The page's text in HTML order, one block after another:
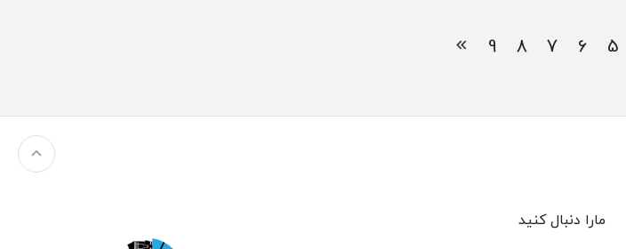
5
6
7
8
9
مارا دنبال کنید